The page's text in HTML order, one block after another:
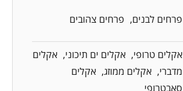
פרחים לבנים פרחים צהובים
אקלים טרופי אקלים ים תיכוני
אקלים
מדברי
אקלים ממוזג אקלים
סאבטרופי